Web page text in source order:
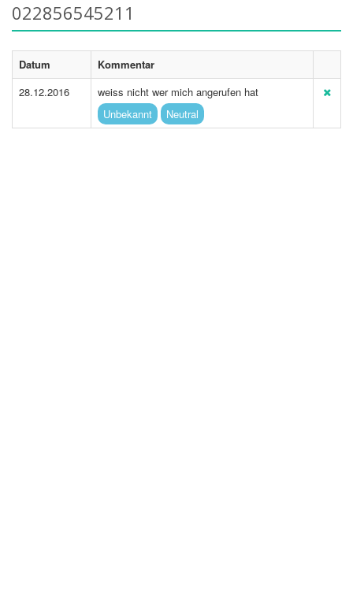
022856545211
Datum
Kommentar
28.12.2016
weiss nicht wer mich angerufen hat
Unbekannt
Neutral